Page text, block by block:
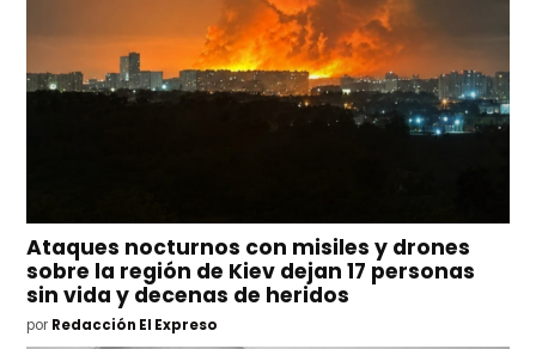
Ataques nocturnos con misiles y drones
sobre la región de Kiev dejan 17 personas
sin vida y decenas de heridos
por Redacción El Expreso